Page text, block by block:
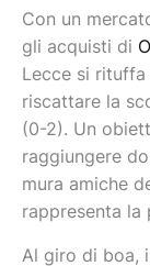
Con un
gli acquisti di
Lecce si
riscattare la
(0-2). Un
raggiungere
mura amiche
rappresenta la
Al giro di boa,